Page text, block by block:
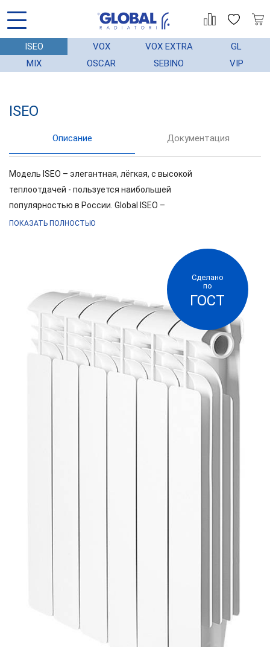
ISEO VOX VOX EXTRA
GL
MIX
OSCAR SEBINO VIP
ISEO
Описание Документация
Модель ISEO – элегантная, лёгкая, с высокой
теплоотдачей - пользуется наибольшей
популярностью в России. Global ISEO –
воплощение современных технологий и более
алюминиевых радиаторов. Концепция модели
выражена в соединении технологии и эстетики,
символизирует собой эволюцию. Литой
алюминиевый радиатор был разработан
специально для России, с учетом российских
условий эксплуатации. Специальная
конструкция радиатора, улучшающая
аэродинамические характеристики,
обеспечивает высокий комфорт в помещении,
ПОКАЗАТЬ ПОЛНОСТЬЮ
Сделано
по
ГОСТ